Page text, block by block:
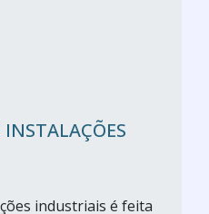
industriais é feita